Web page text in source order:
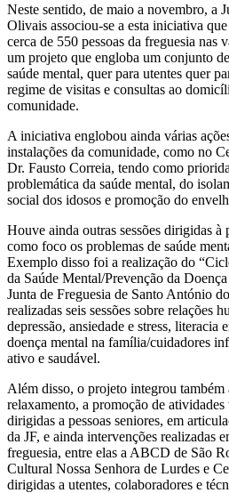
Neste sentido, de maio a novembro, a
Olivais associou-se a esta iniciativa
cerca de 550 pessoas da freguesia nas
um projeto que engloba um conjunto
saúde mental, quer para utentes quer
regime de visitas e consultas ao
comunidade.
A iniciativa englobou ainda várias
instalações da comunidade, como no
Dr. Fausto Correia, tendo como
problemática da saúde mental, do
social dos idosos e promoção do
Houve ainda outras sessões dirigidas à
como foco os problemas de saúde
Exemplo disso foi a realização do
da Saúde Mental/Prevenção da
Junta de Freguesia de Santo António
realizadas seis sessões sobre relações
depressão, ansiedade e stress, literacia
doença mental na família/cuidadores
ativo e saudável.
Além disso, o projeto integrou também
relaxamento, a promoção de
dirigidas a pessoas seniores, em
da JF, e ainda intervenções realizadas
freguesia, entre elas a ABCD de São
Cultural Nossa Senhora de Lurdes e
dirigidas a utentes, colaboradores e